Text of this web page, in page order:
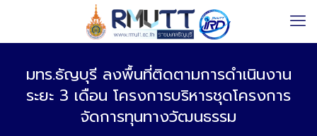
มทร.ธัญบุรี ลงพื้นที่ติดตามการดำเนินงาน
ระยะ 3 เดือน โครงการบริหารชุดโครงการ
จัดการทุนทางวัฒนธรรม